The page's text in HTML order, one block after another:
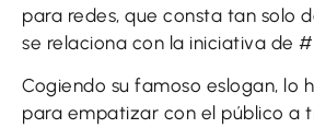
para redes, que consta tan solo
se relaciona con la iniciativa de
Cogiendo su famoso eslogan, lo
para empatizar con el público a